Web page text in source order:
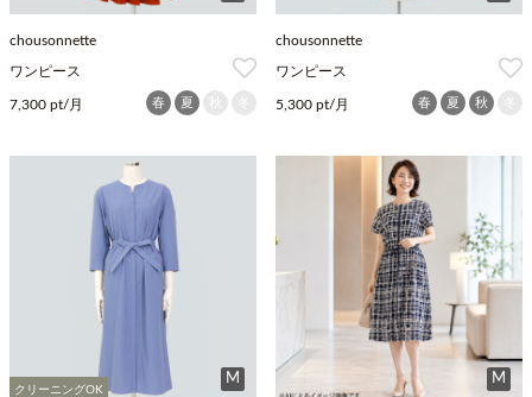
chousonnette
ワンピース
7,300 pt/月 春 夏
chousonnette
ワンピース
5,300 pt/月 春 夏 秋
クリーニングOK
M M